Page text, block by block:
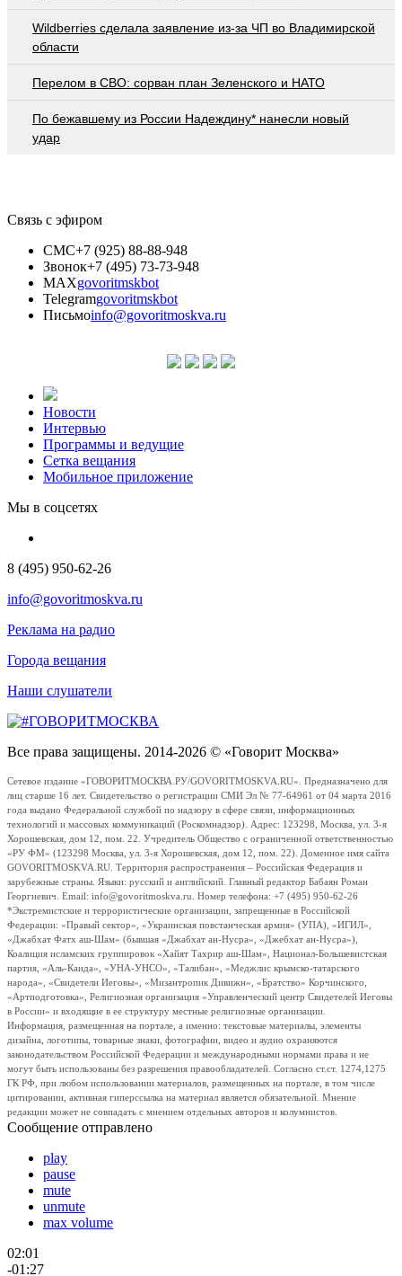
Wildberries cделала заявление из-за ЧП во Владимирской
области
Перелом в СВО: сорван план Зеленского и НАТО
По бежавшему из России Надеждину* нанесли новый
удар
Связь с эфиром
СМС+7 (925) 88-88-948
Звонок+7 (495) 73-73-948
MAXgovoritmskbot
Telegramgovoritmskbot
Письмоinfo@govoritmoskva.ru
Новости
Интервью
Программы и ведущие
Сетка вещания
Мобильное приложение
Мы в соцсетях
8 (495) 950-62-26
info@govoritmoskva.ru
Реклама на радио
Города вещания
Наши слушатели
Все права защищены. 2014-2026 © «Говорит Москва»
Сетевое издание «ГОВОРИТМОСКВА.РУ/GOVORITMOSKVA.RU». Предназначено для
лиц старше 16 лет. Свидетельство о регистрации СМИ Эл № 77-64961 от 04 марта 2016
года выдано Федеральной службой по надзору в сфере связи, информационных
технологий и массовых коммуникаций (Роскомнадзор). Адрес: 123298, Москва, ул. 3-я
Хорошевская, дом 12, пом. 22. Учредитель Общество с ограниченной ответственностью
«РУ ФМ» (123298 Москва, ул. 3-я Хорошевская, дом 12, пом. 22). Доменное имя сайта
GOVORITMOSKVA.RU. Территория распространения – Российская Федерация и
зарубежные страны. Языки: русский и английский. Главный редактор Бабаян Роман
Георгиевич. Email: info@govoritmoskva.ru. Номер телефона: +7 (495) 950-62-26
*Экстремистские и террористические организации, запрещенные в Российской
Федерации: «Правый сектор», «Украинская повстанческая армия» (УПА), «ИГИЛ»,
«Джабхат Фатх аш-Шам» (бывшая «Джабхат ан-Нусра», «Джебхат ан-Нусра»),
Коалиция исламских группировок «Хайят Тахрир аш-Шам», Национал-Большевистская
партия, «Аль-Каида», «УНА-УНСО», «Талибан», «Меджлис крымско-татарского
народа», «Свидетели Иеговы», «Мизантропик Дивижн», «Братство» Корчинского,
«Артподготовка», Религиозная организация «Управленческий центр Свидетелей Иеговы
в России» и входящие в ее структуру местные религиозные организации.
Информация, размещенная на портале, а именно: текстовые материалы, элементы
дизайна, логотипы, товарные знаки, фотографии, видео и аудио охраняются
законодательством Российской Федерации и международными нормами права и не
могут быть использованы без разрешения правообладателей. Согласно ст.ст. 1274,1275
ГК РФ, при любом использовании материалов, размещенных на портале, в том числе
цитировании, активная гиперссылка на материал является обязательной. Мнение
редакции может не совпадать с мнением отдельных авторов и колумнистов.
Сообщение отправлено
play
pause
mute
unmute
max volume
02:01
-01:27